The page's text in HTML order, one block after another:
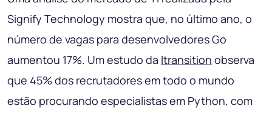
Signify Technology mostra que, no último ano, o
número de vagas para desenvolvedores Go
aumentou 17%. Um estudo da Itransition observa
que 45% dos recrutadores em todo o mundo
estão procurando especialistas em Python, com